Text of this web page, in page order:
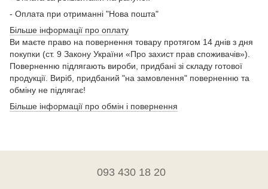
- Оплата при отриманні "Нова пошта"
Більше інформації про оплату
Ви маєте право на повернення товару протягом 14 днів з дня
покупки (ст. 9 Закону України «Про захист прав споживачів»).
Поверненню підлягають вироби, придбані зі складу готової
продукції. Виріб, придбаний "на замовлення" поверненню та
обміну не підлягає!
Більше інформації про обмін і повернення
093 430 18 20